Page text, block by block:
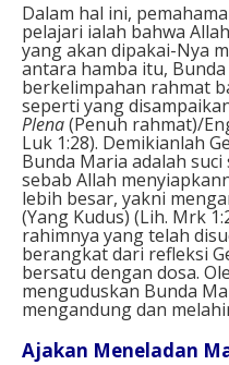
Dalam hal ini,
pelajari ialah bahwa
yang akan dipakai-Nya
antara hamba itu,
berkelimpahan rahmat
seperti yang
Plena(Penuh rahmat)/
Luk 1:28). Demikianlah
Bunda Maria adalah
sebab Allah
lebih besar, yakni
(Yang Kudus) (Lih. Mrk
rahimnya yang telah
berangkat dari refleksi
bersatu dengan dosa.
menguduskan Bunda
mengandung dan
Ajakan Meneladan